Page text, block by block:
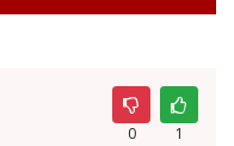
0 1